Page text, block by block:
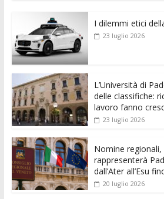
e
b
o
o
k
itt
er
ai
l s
p
ss
e
er
I dilemmi etici
23 luglio 2026
L’Università di
delle classifiche:
lavoro fanno
23 luglio 2026
Nomine regionali,
rappresenterà
dall’Ater all’Esu
20 luglio 2026